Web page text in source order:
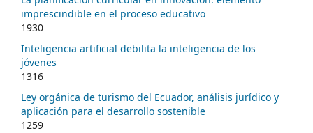
imprescindible en el proceso educativo
1930
Inteligencia artificial debilita la inteligencia de los
jóvenes
1316
Ley orgánica de turismo del Ecuador, análisis jurídico y
aplicación para el desarrollo sostenible
1259